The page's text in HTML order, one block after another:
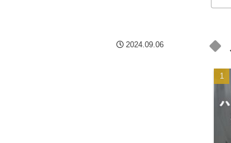
2024.09.06